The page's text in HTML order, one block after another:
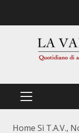
PRIMÄRES
Home Sì T.A.V.,